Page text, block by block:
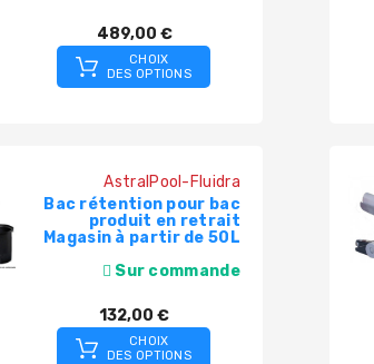
489,00 €
CHOIX
DES OPTIONS
AstralPool-Fluidra
Bac rétention pour bac
produit en retrait
Magasin à partir de 50L
Sur commande
132,00 €
CHOIX
DES OPTIONS